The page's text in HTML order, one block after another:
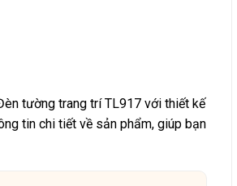
tường trang trí TL917 với thiết kế
tin chi tiết về sản phẩm, giúp bạn